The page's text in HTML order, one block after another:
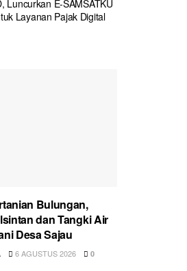
Luncurkan E-SAMSATKU
Layanan Pajak Digital
Bulungan,
dan Tangki Air
Desa Sajau
6 AGUSTUS 2026 0